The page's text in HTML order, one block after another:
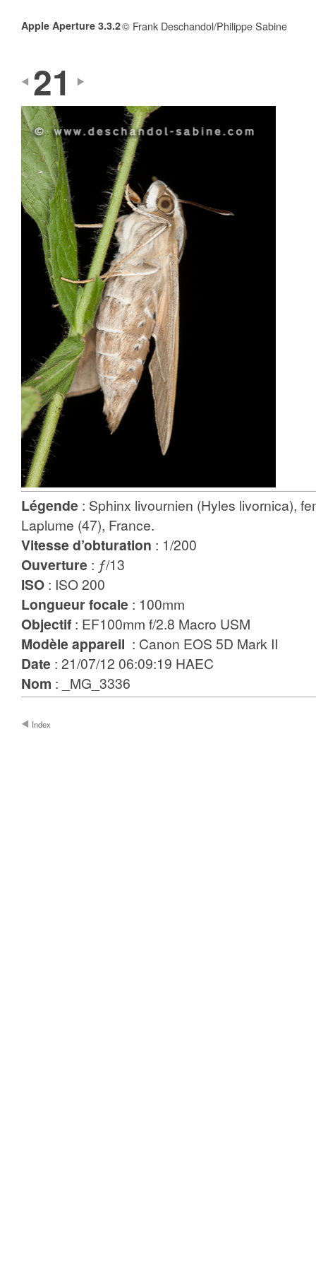
Apple Aperture 3.3.2© Frank Deschandol/Philippe Sabine
21
Légende : Sphinx livournien (Hyles livornica),
Laplume (47), France.
Vitesse d’obturation : 1/200
Ouverture : ƒ/13
ISO : ISO 200
Longueur focale : 100mm
Objectif : EF100mm f/2.8 Macro USM
Modèle appareil : Canon EOS 5D Mark II
Date : 21/07/12 06:09:19 HAEC
Nom : _MG_3336
Index